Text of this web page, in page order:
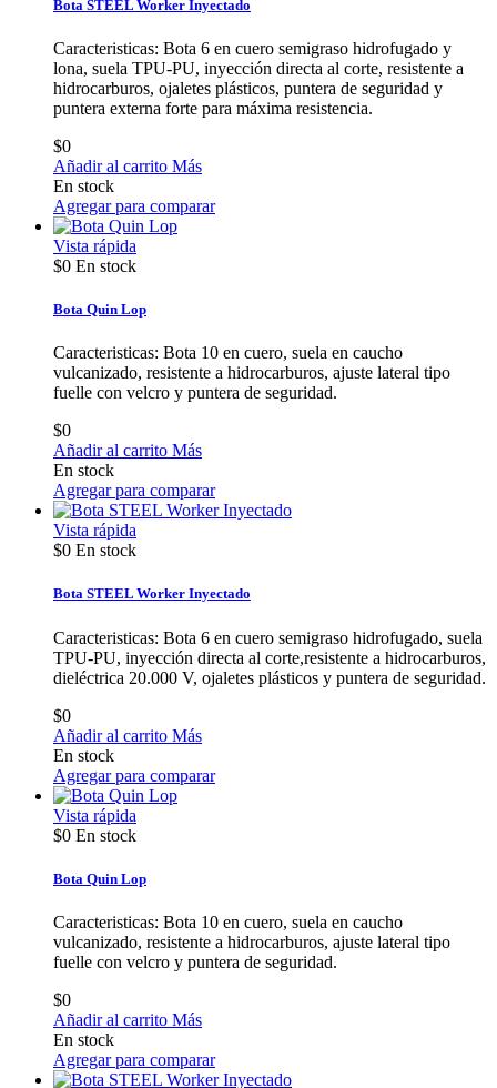
Bota STEEL Worker Inyectado
Caracteristicas: Bota 6 en cuero semigraso hidrofugado y
lona, suela TPU-PU, inyección directa al corte, resistente a
hidrocarburos, ojaletes plásticos, puntera de seguridad y
puntera externa forte para máxima resistencia.
$0
Añadir al carrito Más
En stock
Agregar para comparar
Vista rápida
$0 En stock
Bota Quin Lop
Caracteristicas: Bota 10 en cuero, suela en caucho
vulcanizado, resistente a hidrocarburos, ajuste lateral tipo
fuelle con velcro y puntera de seguridad.
$0
Añadir al carrito Más
En stock
Agregar para comparar
Vista rápida
$0 En stock
Bota STEEL Worker Inyectado
Caracteristicas: Bota 6 en cuero semigraso hidrofugado, suela
TPU-PU, inyección directa al corte,resistente a hidrocarburos,
dieléctrica 20.000 V, ojaletes plásticos y puntera de seguridad.
$0
Añadir al carrito Más
En stock
Agregar para comparar
Vista rápida
$0 En stock
Bota Quin Lop
Caracteristicas: Bota 10 en cuero, suela en caucho
vulcanizado, resistente a hidrocarburos, ajuste lateral tipo
fuelle con velcro y puntera de seguridad.
$0
Añadir al carrito Más
En stock
Agregar para comparar